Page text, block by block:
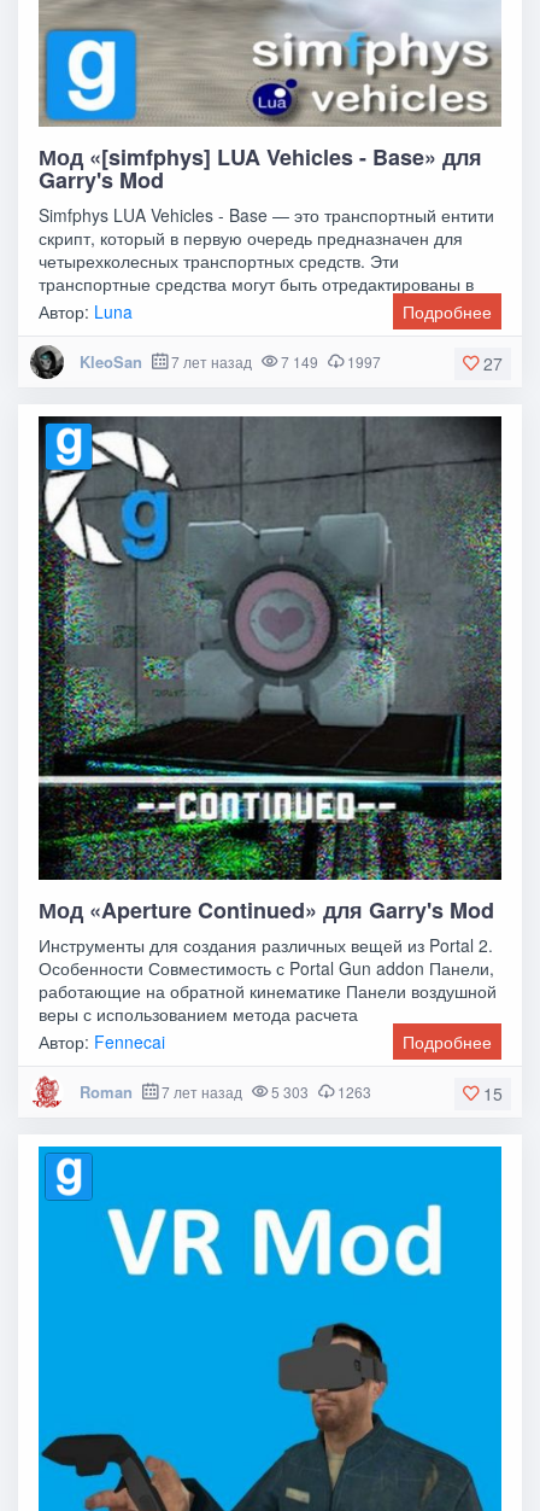
Мод «[simfphys] LUA Vehicles - Base» для
Garry's Mod
Simfphys LUA Vehicles - Base — это транспортный ентити
скрипт, который в первую очередь предназначен для
четырехколесных транспортных средств. Эти
транспортные средства могут быть отредактированы в
Автор: Luna Подробнее
27
KleoSan 7 лет назад 7 149 1997
Мод «Aperture Continued» для Garry's Mod
Инструменты для создания различных вещей из Portal 2.
Особенности Совместимость с Portal Gun addon Панели,
работающие на обратной кинематике Панели воздушной
веры с использованием метода расчета
Автор: Fennecai Подробнее
15
Roman 7 лет назад 5 303 1263